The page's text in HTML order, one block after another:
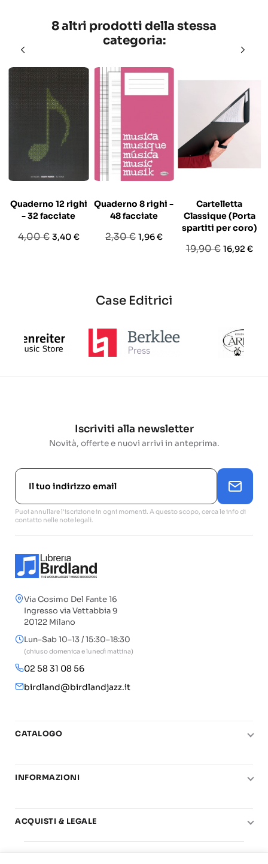
8 altri prodotti della stessa
categoria:
Quaderno 12 righi
- 32 facciate
Prezzo
4,00 € Prezzo
3,40 €
Quaderno 8 righi -
48 facciate
Prezzo
2,30 € Prezzo
1,96 €
Cartelletta
Classique (Porta
spartiti per coro)
Prezzo
19,90 € Prezzo
16,92 €
Case Editrici
Iscriviti alla newsletter
Novità, offerte e nuovi arrivi in anteprima.
Puoi annullare l'iscrizione in ogni momenti. A questo scopo, cerca le info di
contatto nelle note legali.
Via Cosimo Del Fante 16
Ingresso via Vettabbia 9
20122 Milano
Lun–Sab 10–13 / 15:30–18:30
(chiuso domenica e lunedì mattina)
02 58 31 08 56
birdland@birdlandjazz.it
CATALOGO
Chitarra
Basso e contrabbasso
INFORMAZIONI
Carta del Docente
ACQUISTI & LEGALE